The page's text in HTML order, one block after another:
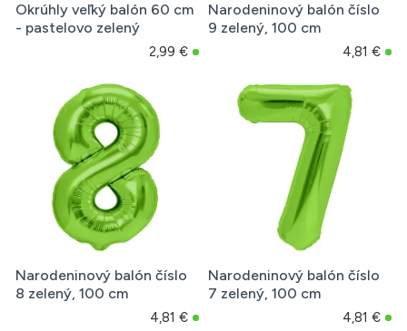
Okrúhly veľký balón 60 cm
- pastelovo zelený
2,99 €
Narodeninový balón číslo
9 zelený, 100 cm
4,81 €
Narodeninový balón číslo
8 zelený, 100 cm
4,81 €
Narodeninový balón číslo
7 zelený, 100 cm
4,81 €